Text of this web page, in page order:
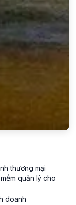
thương mại
quản lý cho
doanh